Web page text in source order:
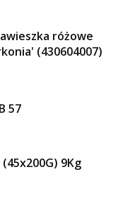
różowe
(430604007)
57
9Kg